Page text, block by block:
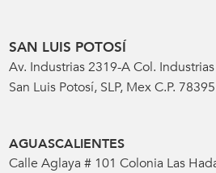
SAN LUIS POTOSÍ
Av. Industrias 2319-A Col. Industrias
San Luis Potosí, SLP, Mex C.P. 78395
AGUASCALIENTES
Calle Aglaya # 101 Colonia Las